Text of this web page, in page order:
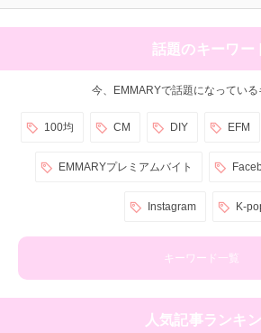
話題のキーワー
今、EMMARYで話題になっている
100均 CM DIY EFM
EMMARYプレミアムバイト
Instagram K-
キーワード一覧
人気記事ランキ